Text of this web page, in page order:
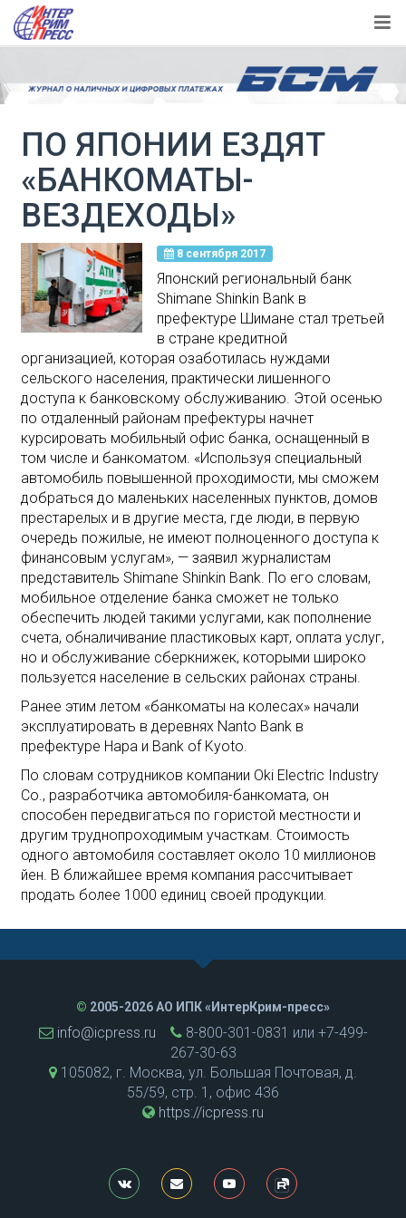
ПО ЯПОНИИ ЕЗДЯТ
«БАНКОМАТЫ-
ВЕЗДЕХОДЫ»
8 сентября 2017
Японский региональный банк
Shimane Shinkin Bank в
префектуре Шимане стал третьей
в стране кредитной
организацией, которая озаботилась нуждами
сельского населения, практически лишенного
доступа к банковскому обслуживанию. Этой осенью
по отдаленный районам префектуры начнет
курсировать мобильный офис банка, оснащенный в
том числе и банкоматом. «Используя специальный
автомобиль повышенной проходимости, мы сможем
добраться до маленьких населенных пунктов, домов
престарелых и в другие места, где люди, в первую
очередь пожилые, не имеют полноценного доступа к
финансовым услугам», — заявил журналистам
представитель Shimane Shinkin Bank. По его словам,
мобильное отделение банка сможет не только
обеспечить людей такими услугами, как пополнение
счета, обналичивание пластиковых карт, оплата услуг,
но и обслуживание сберкнижек, которыми широко
пользуется население в сельских районах страны.
Ранее этим летом «банкоматы на колесах» начали
эксплуатировать в деревнях Nanto Bank в
префектуре Нара и Bank of Kyoto.
По словам сотрудников компании Oki Electric Industry
Co., разработчика автомобиля-банкомата, он
способен передвигаться по гористой местности и
другим труднопроходимым участкам. Стоимость
одного автомобиля составляет около 10 миллионов
йен. В ближайшее время компания рассчитывает
продать более 1000 единиц своей продукции.
© 2005-2026 АО ИПК «ИнтерКрим-пресс»
info@icpress.ru
8-800-301-0831 или +7-499-
267-30-63
105082, г. Москва, ул. Большая Почтовая, д.
55/59, стр. 1, офис 436
https://icpress.ru